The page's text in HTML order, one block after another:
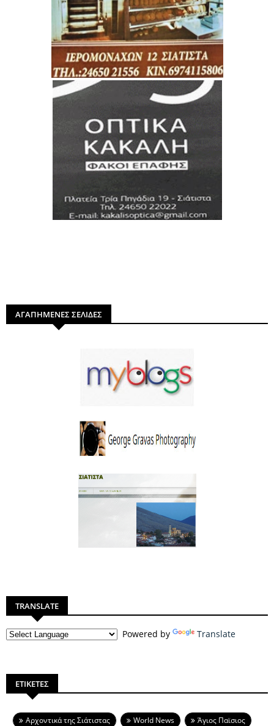
ΑΓΑΠΗΜΕΝΕΣ ΣΕΛΙΔΕΣ
TRANSLATE
Powered by Translate
ΕΤΙΚΕΤΕΣ
Aρχοντικά της Σιάτιστας World News
Άγιος Παϊσιος